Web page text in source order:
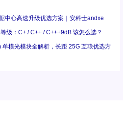
中心高速升级优选方案｜安科士andxe
级：C+ / C++ / C+++9dB 该怎么选？
模光模块全解析，长距 25G 互联优选方